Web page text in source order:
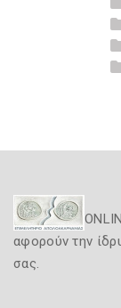
αφορούν την
σας.